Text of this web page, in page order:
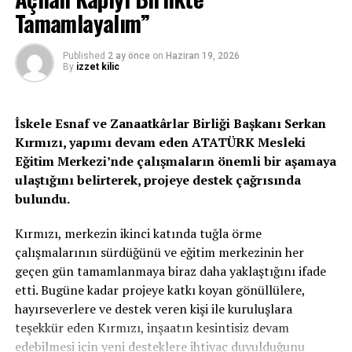
tarafından çalışma izni başvurusu yapılması halinde,
başvurular ön izin işlemlerinden muaf tutulacak.
İçişleri Bakanlığı’nın açıklamasına göre, aftan
yararlanan kişinin 60 günlük ikamet izni alması halinde
gün içinde başvuru yapabilecek.
Onaylanmaları halinde bu kişiler para cezalarından muaf
tutulacak ve 60 günlük ikamet izni alacak.
18 yaşından gün almamış kişiler, başvuru yapmaları
halinde herhangi bir harç, ücret veya cezadan muaf
tutulacak.
Bakanlık açıklamasında, KKTC vatandaşı ile evli olup
sonradan cezalı duruma düşen yabancıların 45 gün
içinde İçişleri Bakanlığı’nın resmi internet sitesi
üzerinden başvuru yapabileceği ve bir asgari ücret
Tamamlayalım”
Published 2 ay önce on Haziran 19, 2026
By izzet kilic
İskele Esnaf ve Zanaatkârlar Birliği Başkanı Serkan
Kırmızı, yapımı devam eden ATATÜRK Mesleki
Eğitim Merkezi’nde çalışmaların önemli bir aşamaya
ulaştığını belirterek, projeye destek çağrısında
bulundu.
Kırmızı, merkezin ikinci katında tuğla örme
çalışmalarının sürdüğünü ve eğitim merkezinin her
geçen gün tamamlanmaya biraz daha yaklaştığını ifade
etti. Bugüne kadar projeye katkı koyan gönüllülere,
hayırseverlere ve destek veren kişi ile kuruluşlara
teşekkür eden Kırmızı, inşaatın kesintisiz devam
edebilmesi için yeni desteklere ihtiyaç duyulduğunu